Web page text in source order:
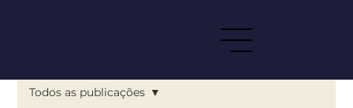
Todos as publicações